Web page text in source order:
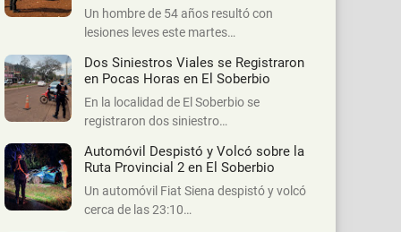
Un hombre de 54 años resultó con
lesiones leves este martes…
Dos Siniestros Viales se Registraron
en Pocas Horas en El Soberbio
En la localidad de El Soberbio se
registraron dos siniestro…
Automóvil Despistó y Volcó sobre la
Ruta Provincial 2 en El Soberbio
Un automóvil Fiat Siena despistó y volcó
cerca de las 23:10…